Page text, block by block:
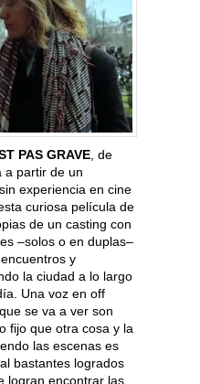
PAS GRAVE , de
a partir de un
experiencia en cine
curiosa película de
de un casting con
–solos o en duplas–
y
la ciudad a lo largo
Una voz en off
se va a ver son
fijo que otra cosa y la
las escenas es
bastantes logrados
logran encontrar las